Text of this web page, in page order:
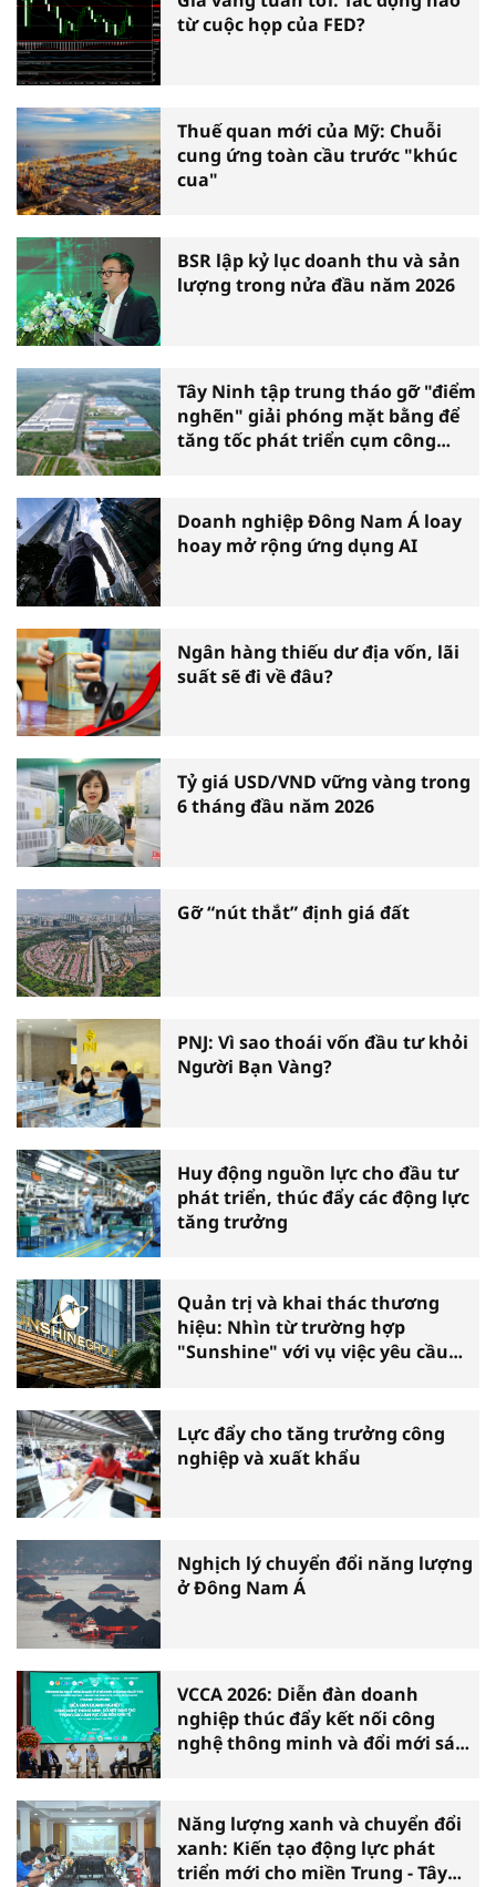
từ cuộc họp của FED?
Thuế quan mới của Mỹ: Chuỗi
cung ứng toàn cầu trước "khúc
cua"
BSR lập kỷ lục doanh thu và sản
lượng trong nửa đầu năm 2026
Tây Ninh tập trung tháo gỡ "điểm
nghẽn" giải phóng mặt bằng để
tăng tốc phát triển cụm công
Doanh nghiệp Đông Nam Á loay
hoay mở rộng ứng dụng AI
Ngân hàng thiếu dư địa vốn, lãi
suất sẽ đi về đâu?
Tỷ giá USD/VND vững vàng trong
6 tháng đầu năm 2026
Gỡ “nút thắt” định giá đất
PNJ: Vì sao thoái vốn đầu tư khỏi
Người Bạn Vàng?
Huy động nguồn lực cho đầu tư
phát triển, thúc đẩy các động lực
tăng trưởng
Quản trị và khai thác thương
hiệu: Nhìn từ trường hợp
"Sunshine" với vụ việc yêu cầu
Lực đẩy cho tăng trưởng công
nghiệp và xuất khẩu
Nghịch lý chuyển đổi năng lượng
ở Đông Nam Á
VCCA 2026: Diễn đàn doanh
nghiệp thúc đẩy kết nối công
nghệ thông minh và đổi mới sáng
Năng lượng xanh và chuyển đổi
xanh: Kiến tạo động lực phát
triển mới cho miền Trung - Tây